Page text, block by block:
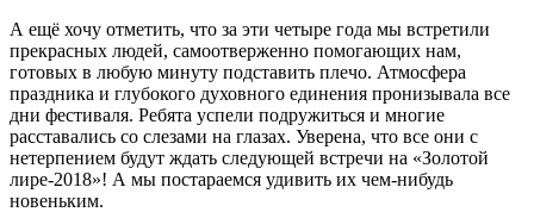
А ещё хочу отметить, что за эти четыре года мы встретили
прекрасных людей, самоотверженно помогающих нам,
готовых в любую минуту подставить плечо. Атмосфера
праздника и глубокого духовного единения пронизывала все
дни фестиваля. Ребята успели подружиться и многие
расставались со слезами на глазах. Уверена, что все они с
нетерпением будут ждать следующей встречи на «Золотой
лире-2018»! А мы постараемся удивить их чем-нибудь
новеньким.